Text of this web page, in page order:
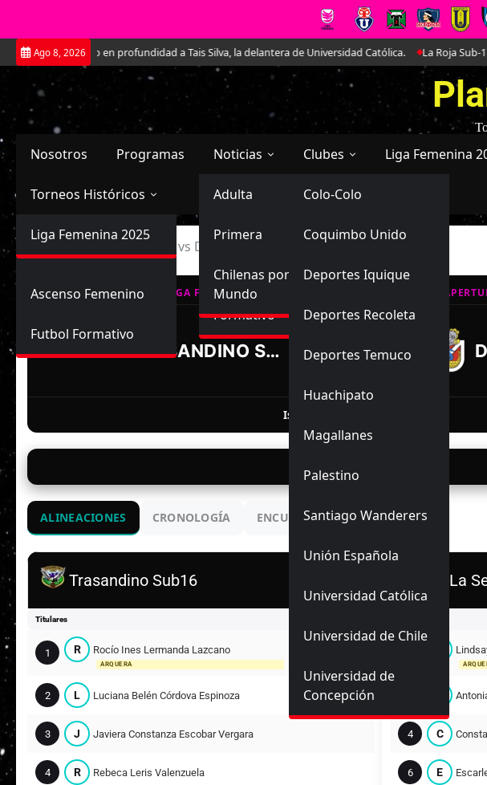
Saltar
al
contenido
Ago 8, 2026
Conociendo en profundidad a Tais Silva, la delantera de Universidad Católica. La Roja Sub-17
Nosotros Programas Noticias
Selección Chilena
Adulta
Sub-20
Sub-17
Futbol Nacional
Primera
Ascenso
Formativo
Futbol Internacional
Chilenas por el
Mundo
Clubes
Primera
Colo-Colo
Coquimbo Unido
Deportes Iquique
Deportes Recoleta
Deportes Temuco
Huachipato
Magallanes
Palestino
Santiago Wanderers
Unión Española
Universidad Católica
Universidad de Chile
Universidad de
Concepción
Ascenso
Liga Femenina
Torneos Históricos
Primera División
Femenina
Liga Femenina 2025
Ascenso Femenino
Futbol Formativo
Inicio Trasandino S-16 vs Deportes La Serena S-16
LIGA FEMENINA, CAMPEONATO FORMATIVO SUB-16
TRASANDINO SUB16 1
Isidora Gonzalez
31/05/2026
ALINEACIONES CRONOLOGÍA ENCUENTROS ANTERIORES
Trasandino Sub16
Titulares
1 R Rocío Ines Lermanda Lazcano
ARQUERA
2 L Luciana Belén Córdova Espinoza
3 J Javiera Constanza Escobar Vergara
4 R Rebeca Leris Valenzuela
D. La
4 C
6 E